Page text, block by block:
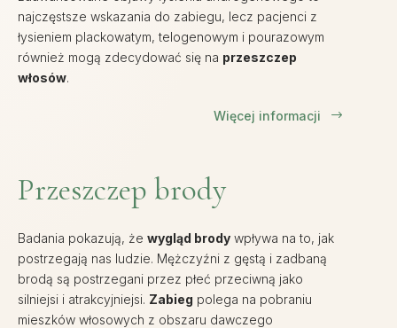
najczęstsze wskazania do zabiegu, lecz pacjenci z
łysieniem plackowatym, telogenowym i pourazowym
również mogą zdecydować się na przeszczep
włosów.
$
Więcej informacji
Przeszczep brody
Badania pokazują, że wygląd brody wpływa na to, jak
postrzegają nas ludzie. Mężczyźni z gęstą i zadbaną
brodą są postrzegani przez płeć przeciwną jako
silniejsi i atrakcyjniejsi. Zabieg polega na pobraniu
mieszków włosowych z obszaru dawczego